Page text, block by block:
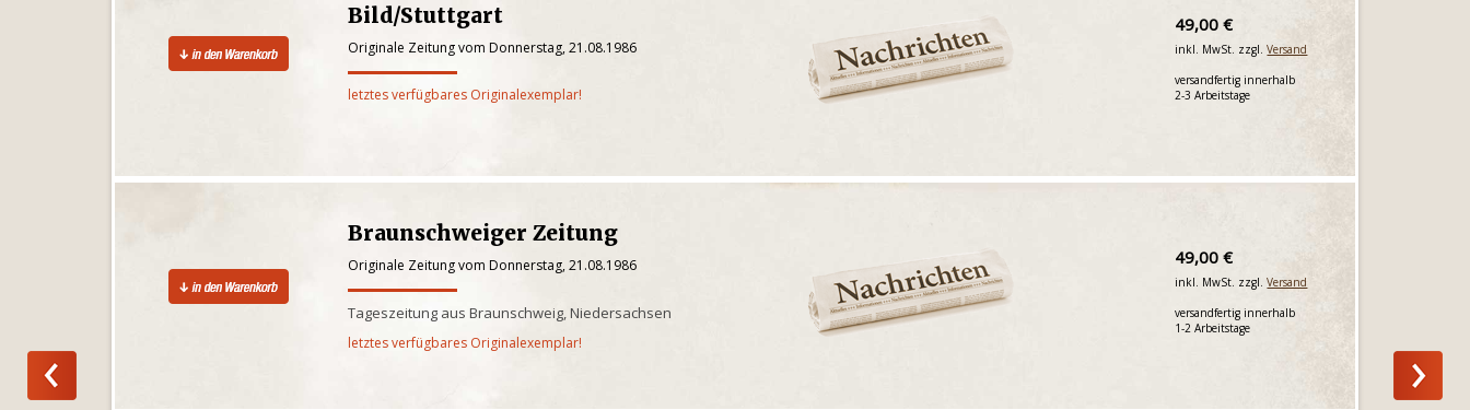
Bild/Stuttgart
Originale Zeitung vom Donnerstag, 21.08.1986
letztes verfügbares Originalexemplar!
49,00 €
inkl. MwSt. zzgl.Versand
versandfertig innerhalb
2-3 Arbeitstage
Braunschweiger Zeitung
Originale Zeitung vom Donnerstag, 21.08.1986
Tageszeitung aus Braunschweig, Niedersachsen
letztes verfügbares Originalexemplar!
49,00 €
inkl. MwSt. zzgl.Versand
versandfertig innerhalb
1-2 Arbeitstage